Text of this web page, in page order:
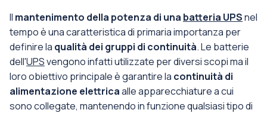
Il mantenimento della potenza di una batteria UPSnel
tempo è una caratteristica di primaria importanza per
definire la qualità dei gruppi di continuità. Le batterie
dell'UPSvengono infatti utilizzate per diversi scopi ma il
loro obiettivo principale è garantire la continuità di
alimentazione elettricaalle apparecchiature a cui
sono collegate, mantenendo in funzione qualsiasi tipo di